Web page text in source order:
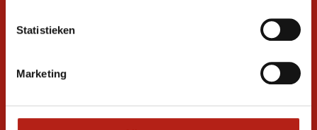
Statistieken
Marketing
Ontvang de nieuwste aanbiedingen en
Inschrijven voor